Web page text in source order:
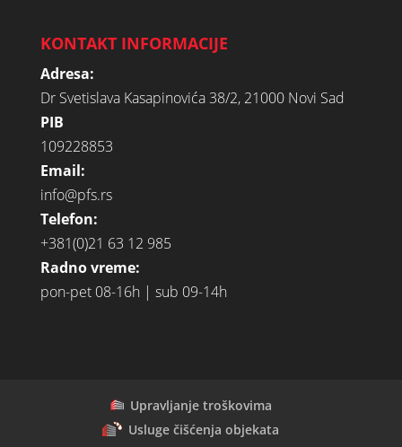
KONTAKT INFORMACIJE
Adresa:
Dr Svetislava Kasapinovića 38/2, 21000 Novi Sad
PIB
109228853
Email:
info@pfs.rs
Telefon:
+381(0)21 63 12 985
Radno vreme:
pon-pet 08-16h | sub 09-14h
Upravljanje troškovima
Usluge čišćenja objekata